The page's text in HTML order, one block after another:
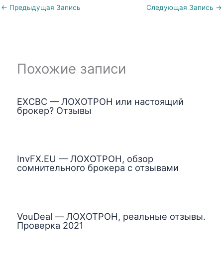
← Предыдущая Запись Следующая Запись →
Похожие записи
EXCBC — ЛОХОТРОН или настоящий
брокер? Отзывы
InvFX.EU — ЛОХОТРОН, обзор
сомнительного брокера с отзывами
VouDeal — ЛОХОТРОН, реальные отзывы.
Проверка 2021